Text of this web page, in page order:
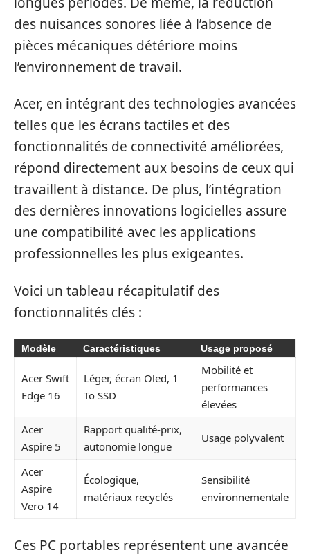
des nuisances sonores liée à l’absence de
pièces mécaniques détériore moins
l’environnement de travail.
Acer, en intégrant des technologies avancées
telles que les écrans tactiles et des
fonctionnalités de connectivité améliorées,
répond directement aux besoins de ceux qui
travaillent à distance. De plus, l’intégration
des dernières innovations logicielles assure
une compatibilité avec les applications
professionnelles les plus exigeantes.
Voici un tableau récapitulatif des
fonctionnalités clés :
Modèle Caractéristiques Usage proposé
Acer Swift
Edge 16
Léger, écran Oled, 1
To SSD
Mobilité et
performances
élevées
Acer
Aspire 5
Rapport qualité-prix,
autonomie longue
Usage polyvalent
Acer
Aspire
Vero 14
Écologique,
matériaux recyclés
Sensibilité
environnementale
Ces PC portables représentent une avancée